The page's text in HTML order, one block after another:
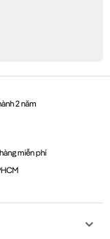
2 năm
miễn phí